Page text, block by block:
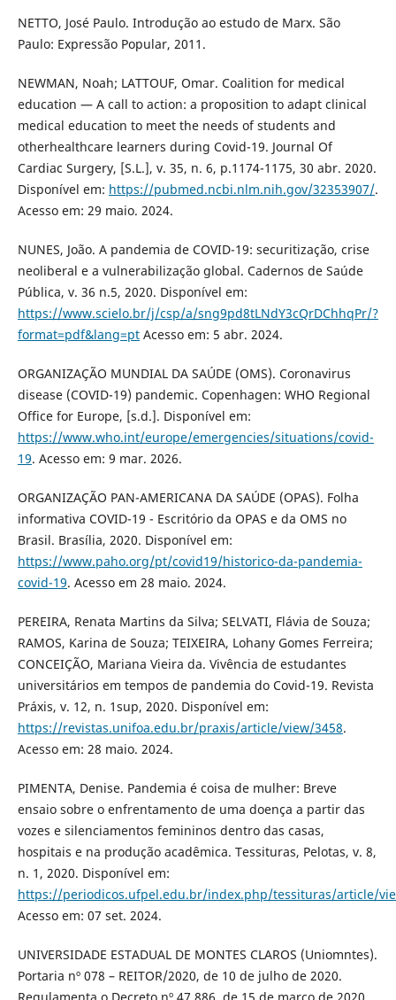
NETTO, José Paulo. Introdução ao estudo de Marx. São
Paulo: Expressão Popular, 2011.
NEWMAN, Noah; LATTOUF, Omar. Coalition for medical
education — A call to action: a proposition to adapt clinical
medical education to meet the needs of students and
otherhealthcare learners during Covid-19. Journal Of
Cardiac Surgery, [S.L.], v. 35, n. 6, p.1174-1175, 30 abr. 2020.
Disponível em: https://pubmed.ncbi.nlm.nih.gov/32353907/.
Acesso em: 29 maio. 2024.
NUNES, João. A pandemia de COVID-19: securitização, crise
neoliberal e a vulnerabilização global. Cadernos de Saúde
Pública, v. 36 n.5, 2020. Disponível em:
https://www.scielo.br/j/csp/a/sng9pd8tLNdY3cQrDChhqPr/?
format=pdf&lang=ptAcesso em: 5 abr. 2024.
ORGANIZAÇÃO MUNDIAL DA SAÚDE (OMS). Coronavirus
disease (COVID-19) pandemic. Copenhagen: WHO Regional
Office for Europe, [s.d.]. Disponível em:
https://www.who.int/europe/emergencies/situations/covid-
19. Acesso em: 9 mar. 2026.
ORGANIZAÇÃO PAN-AMERICANA DA SAÚDE (OPAS). Folha
informativa COVID-19 - Escritório da OPAS e da OMS no
Brasil. Brasília, 2020. Disponível em:
https://www.paho.org/pt/covid19/historico-da-pandemia-
covid-19. Acesso em 28 maio. 2024.
PEREIRA, Renata Martins da Silva; SELVATI, Flávia de Souza;
RAMOS, Karina de Souza; TEIXEIRA, Lohany Gomes Ferreira;
CONCEIÇÃO, Mariana Vieira da. Vivência de estudantes
universitários em tempos de pandemia do Covid-19. Revista
Práxis, v. 12, n. 1sup, 2020. Disponível em:
https://revistas.unifoa.edu.br/praxis/article/view/3458.
Acesso em: 28 maio. 2024.
PIMENTA, Denise. Pandemia é coisa de mulher: Breve
ensaio sobre o enfrentamento de uma doença a partir das
vozes e silenciamentos femininos dentro das casas,
hospitais e na produção acadêmica. Tessituras, Pelotas, v. 8,
n. 1, 2020. Disponível em:
https://periodicos.ufpel.edu.br/index.php/tessituras/article/
Acesso em: 07 set. 2024.
UNIVERSIDADE ESTADUAL DE MONTES CLAROS (Uniomntes).
Portaria nº 078 – REITOR/2020, de 10 de julho de 2020.